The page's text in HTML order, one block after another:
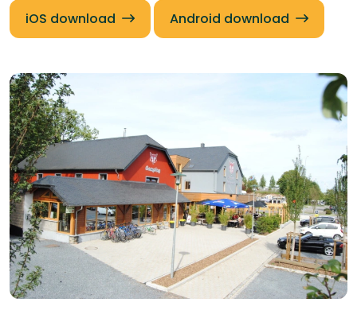
iOS download Android download